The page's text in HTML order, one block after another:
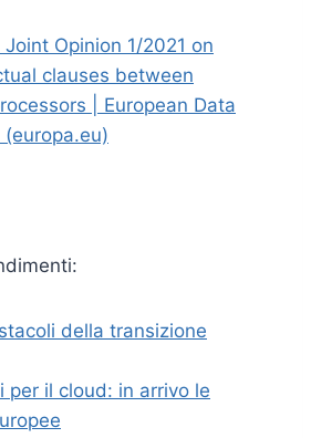
Joint Opinion 1/2021 on
clauses between
| European Data
della transizione
per il cloud: in arrivo le